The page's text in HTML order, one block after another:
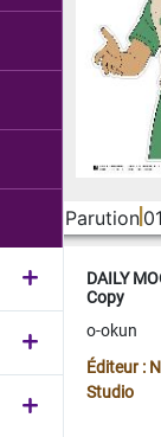
Parution
DAILY
Copy
o-okun
Éditeur :
Studio